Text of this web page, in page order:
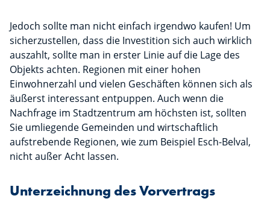
Jedoch sollte man nicht einfach irgendwo kaufen! Um
sicherzustellen, dass die Investition sich auch wirklich
auszahlt, sollte man in erster Linie auf die Lage des
Objekts achten. Regionen mit einer hohen
Einwohnerzahl und vielen Geschäften können sich als
äußerst interessant entpuppen. Auch wenn die
Nachfrage im Stadtzentrum am höchsten ist, sollten
Sie umliegende Gemeinden und wirtschaftlich
aufstrebende Regionen, wie zum Beispiel Esch-Belval,
nicht außer Acht lassen.
Unterzeichnung des Vorvertrags